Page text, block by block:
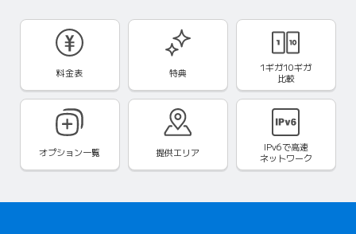
料金表 特典
1ギガ10ギガ
比較
オプション一覧 提供エリア IPv6で高速
ネットワーク